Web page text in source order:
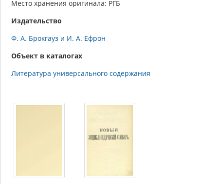
Место хранения оригинала: РГБ
Издательство
Ф. А. Брокгауз и И. А. Ефрон
Объект в каталогах
Литература универсального содержания